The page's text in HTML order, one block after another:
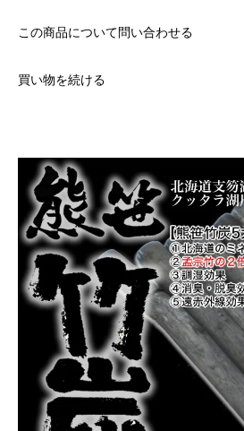
この商品について問い合わせる
買い物を続ける